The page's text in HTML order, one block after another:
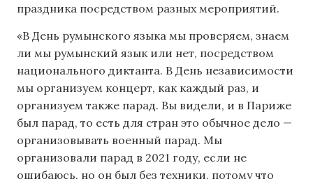
праздника посредством разных мероприятий.
«В День румынского языка мы проверяем, знаем
ли мы румынский язык или нет, посредством
национального диктанта. В День независимости
мы организуем концерт, как каждый раз, и
организуем также парад. Вы видели, и в Париже
был парад, то есть для стран это обычное дело —
организовывать военный парад. Мы
организовали парад в 2021 году, если не
ошибаюсь, но он был без техники, потому что